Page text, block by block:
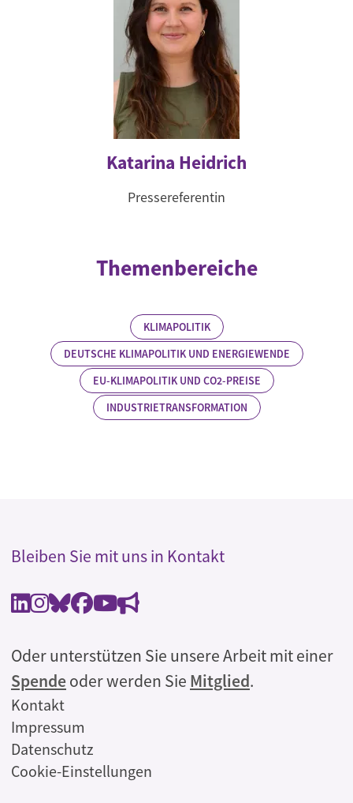
Katarina Heidrich
Pressereferentin
Themenbereiche
KLIMAPOLITIK
DEUTSCHE KLIMAPOLITIK UND ENERGIEWENDE
EU-KLIMAPOLITIK UND CO2-PREISE
INDUSTRIETRANSFORMATION
Bleiben Sie mit uns in Kontakt
Oder unterstützen Sie unsere Arbeit mit einer
Spendeoder werden Sie Mitglied.
Rechtliches
Kontakt
Impressum
Datenschutz
Cookie-Einstellungen